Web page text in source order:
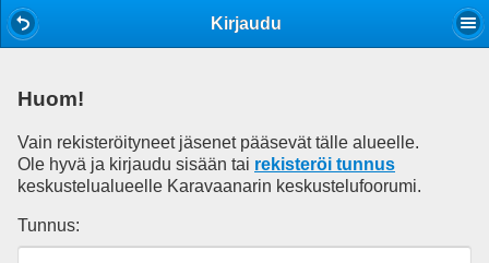
Kirjaudu
Huom!
Vain rekisteröityneet jäsenet pääsevät tälle alueelle.
Ole hyvä ja kirjaudu sisään tai rekisteröi tunnus
keskustelualueelle Karavaanarin keskustelufoorumi.
Tunnus: